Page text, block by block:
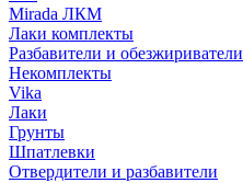
Mirada ЛКМ
Лаки комплекты
Разбавители и обезжириватели
Некомплекты
Vika
Лаки
Грунты
Шпатлевки
Отвердители и разбавители